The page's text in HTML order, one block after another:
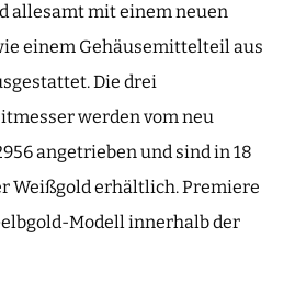
allesamt mit einem neuen
einem Gehäusemittelteil aus
Die drei
werden vom neu
angetrieben und sind in 18
Weißgold erhältlich. Premiere
Modell innerhalb der